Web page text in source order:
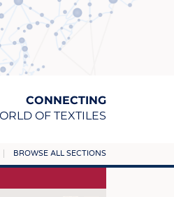
CONNECTING
OF TEXTILES
BROWSE ALL SECTIONS